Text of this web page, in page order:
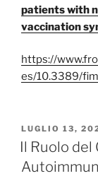
patients with
vaccination
https://
es/10.3389/
PUBBLICATO
IL
LUGLIO 13,
Il Ruolo